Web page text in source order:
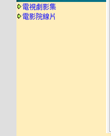
電視劇影集
電影院線片